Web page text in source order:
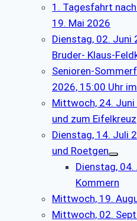
1. Tagesfahrt
19. Mai 2026
Dienstag, 02. Juni
Bruder- Klaus-
Senioren-
2026, 15:00 Uhr
Mittwoch, 24.
und zum Eifelkreuz
Dienstag, 14. Juli
und Roetgen
Dienstag,
Kommern
Mittwoch, 19.
Mittwoch, 02.